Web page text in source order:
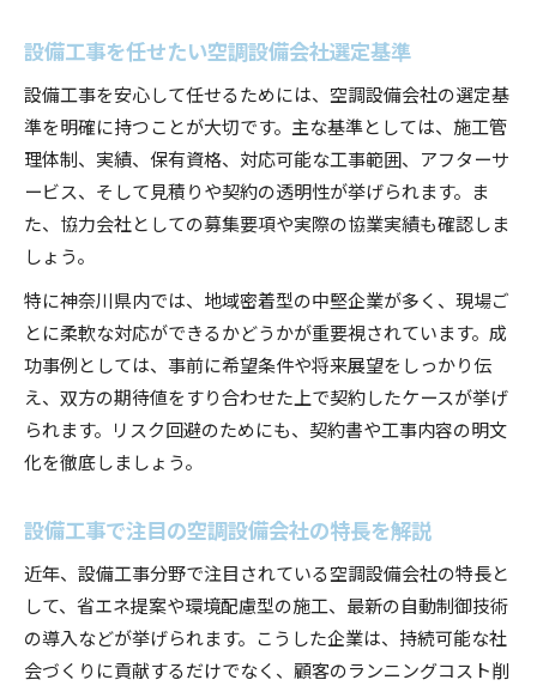
設備工事を任せたい空調設備会社選定基準
設備工事を安心して任せるためには、空調設備会社の選定基
準を明確に持つことが大切です。主な基準としては、施工管
理体制、実績、保有資格、対応可能な工事範囲、アフターサ
ービス、そして見積りや契約の透明性が挙げられます。ま
た、協力会社としての募集要項や実際の協業実績も確認しま
しょう。
特に神奈川県内では、地域密着型の中堅企業が多く、現場ご
とに柔軟な対応ができるかどうかが重要視されています。成
功事例としては、事前に希望条件や将来展望をしっかり伝
え、双方の期待値をすり合わせた上で契約したケースが挙げ
られます。リスク回避のためにも、契約書や工事内容の明文
化を徹底しましょう。
設備工事で注目の空調設備会社の特長を解説
近年、設備工事分野で注目されている空調設備会社の特長と
して、省エネ提案や環境配慮型の施工、最新の自動制御技術
の導入などが挙げられます。こうした企業は、持続可能な社
会づくりに貢献するだけでなく、顧客のランニングコスト削